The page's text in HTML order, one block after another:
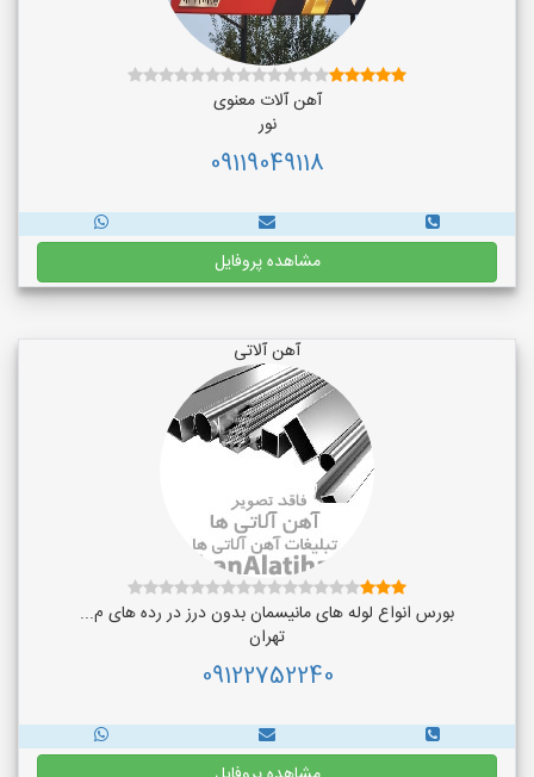
آهن آلات معنوی
نور
09119049118
مشاهده پروفایل
آهن آلاتی
بورس انواع لوله های مانیسمان بدون درز در رده های م...
تهران
09122752240